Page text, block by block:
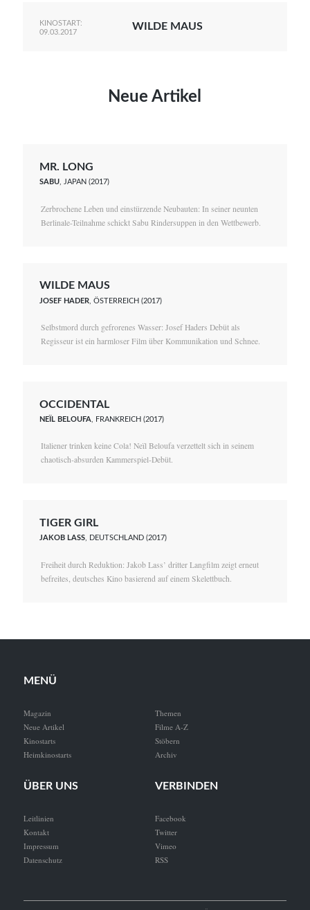
KINOSTART:
09.03.2017
WILDE MAUS
Neue Artikel
MR. LONG
SABU, JAPAN (2017)
Zerbrochene Leben und einstürzende Neubauten: In seiner neunten
Berlinale-Teilnahme schickt Sabu Rindersuppen in den Wettbewerb.
WILDE MAUS
JOSEF HADER , ÖSTERREICH (2017)
Selbstmord durch gefrorenes Wasser: Josef Haders Debüt als
Regisseur ist ein harmloser Film über Kommunikation und Schnee.
OCCIDENTAL
NEÏL BELOUFA , FRANKREICH (2017)
Italiener trinken keine Cola! Neïl Beloufa verzettelt sich in seinem
chaotisch-absurden Kammerspiel-Debüt.
TIGER GIRL
JAKOB LASS, DEUTSCHLAND (2017)
Freiheit durch Reduktion: Jakob Lass’ dritter Langfilm zeigt erneut
befreites, deutsches Kino basierend auf einem Skelettbuch.
MENÜ
Magazin
Neue Artikel
Kinostarts
Heimkinostarts
Themen
Filme A-Z
Stöbern
Archiv
ÜBER UNS
Leitlinien
Kontakt
Impressum
Datenschutz
VERBINDEN
Facebook
Twitter
Vimeo
RSS